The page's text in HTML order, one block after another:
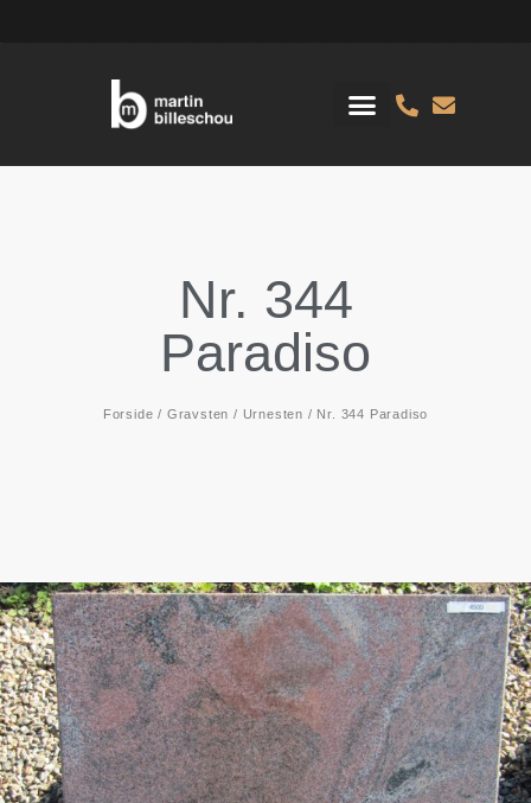
Nr. 344
Paradiso
Forside / Gravsten / Urnesten / Nr. 344 Paradiso